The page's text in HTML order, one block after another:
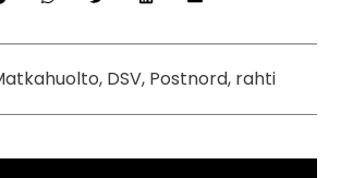
DSV, Postnord, rahti